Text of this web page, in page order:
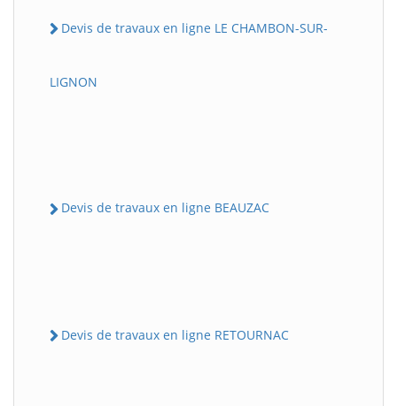
Devis de travaux en ligne LE CHAMBON-SUR-
LIGNON
Devis de travaux en ligne BEAUZAC
Devis de travaux en ligne RETOURNAC